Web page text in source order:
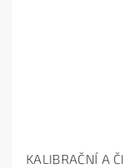
KALIBRAČNÍ A